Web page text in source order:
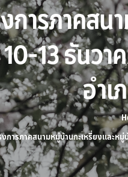
การภาคสน
13 ธันว
อำ
งการภาคสนามหมู่บ้านกะเหรี่ยงและห